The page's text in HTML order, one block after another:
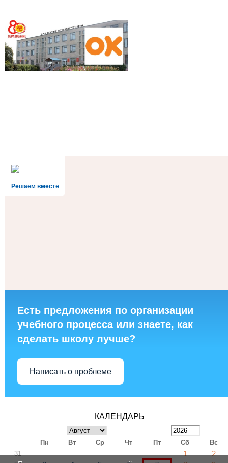
Решаем вместе
Есть предложения по организации
учебного процесса или знаете, как
сделать школу лучше?
Написать о проблеме
КАЛЕНДАРЬ
Пн Вт Ср Чт Пт Сб
Вс
31
1 2